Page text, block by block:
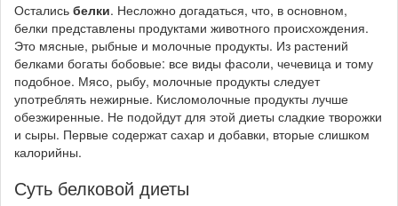
Остались белки. Несложно догадаться, что, в основном,
белки представлены продуктами животного происхождения.
Это мясные, рыбные и молочные продукты. Из растений
белками богаты бобовые: все виды фасоли, чечевица и тому
подобное. Мясо, рыбу, молочные продукты следует
употреблять нежирные. Кисломолочные продукты лучше
обезжиренные. Не подойдут для этой диеты сладкие творожки
и сыры. Первые содержат сахар и добавки, вторые слишком
калорийны.
Суть белковой диеты